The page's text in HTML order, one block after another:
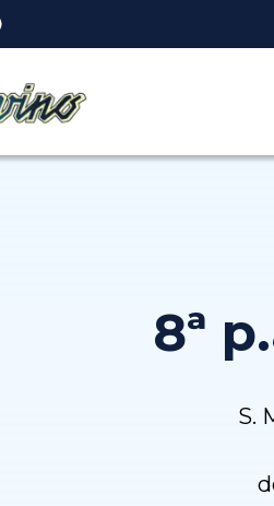
8ª
S.